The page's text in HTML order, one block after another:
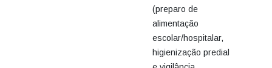
(preparo de
alimentação
escolar/hospitalar,
higienização predial